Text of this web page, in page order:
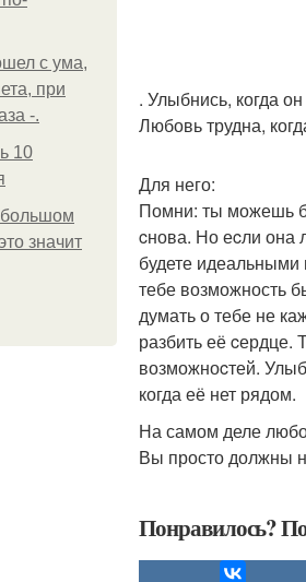
с ума,
при
-.
10
большом
значит
. Улыбнись, когда
Любовь трудна,
Для него:
Помни: ты можешь
cнова. Но еcли она
будете
тебе возможность
думать о тебе не
разбить её cердце.
возможноcтей.
когда её нет рядом.
На самом деле
Вы просто должны
Понравилось?